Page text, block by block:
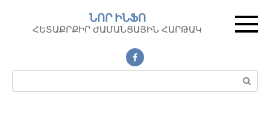
контенту
ՆՈՐ ԻՆՖՈ
ՀԵՏԱՔՐՔԻՐ ԺԱՄԱՆՑԱՅԻՆ ՀԱՐԹԱԿ
Поиск: